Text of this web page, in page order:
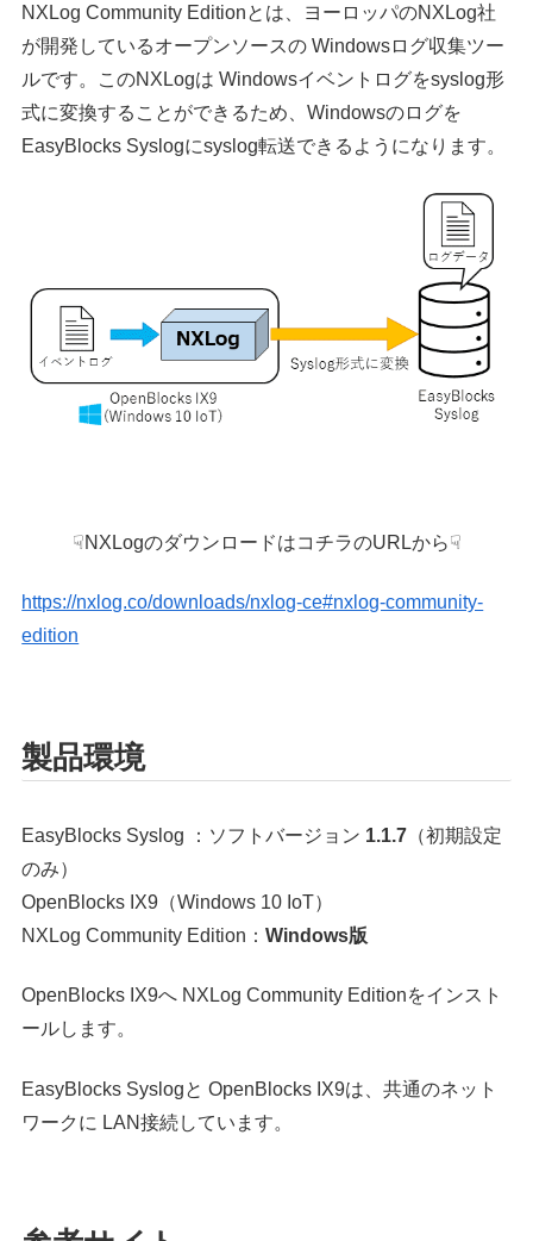
NXLog Community Editionとは、ヨーロッパのNXLog社
が開発しているオープンソースの Windowsログ収集ツー
ルです。このNXLogは Windowsイベントログをsyslog形
式に変換することができるため、Windowsのログを
EasyBlocks Syslogにsyslog転送できるようになります。
☟NXLogのダウンロードはコチラのURLから☟
https://nxlog.co/downloads/nxlog-ce#nxlog-community-
edition
製品環境
EasyBlocks Syslog ：ソフトバージョン 1.1.7 （初期設定
のみ）
OpenBlocks IX9（Windows 10 IoT）
NXLog Community Edition：Windows版
OpenBlocks IX9へ NXLog Community Editionをインスト
ールします。
EasyBlocks Syslogと OpenBlocks IX9は、共通のネット
ワークに LAN接続しています。